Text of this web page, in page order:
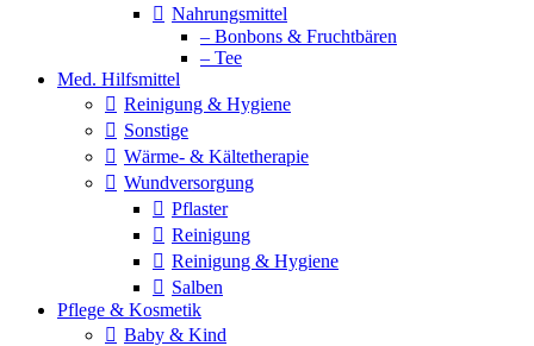
Nahrungsmittel
– Bonbons & Fruchtbären
– Tee
Med. Hilfsmittel
Reinigung & Hygiene
Sonstige
Wärme- & Kältetherapie
Wundversorgung
Pflaster
Reinigung
Reinigung & Hygiene
Salben
Pflege & Kosmetik
Baby & Kind